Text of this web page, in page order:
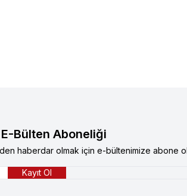
E-Bülten Aboneliği
haberdar olmak için e-bültenimize abone
Kayıt Ol